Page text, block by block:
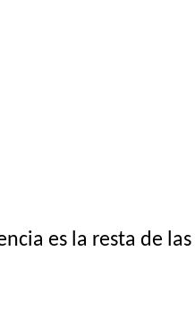
es la resta de las